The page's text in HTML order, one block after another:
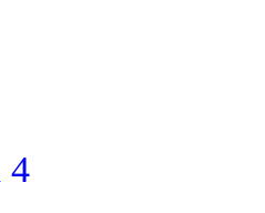
4